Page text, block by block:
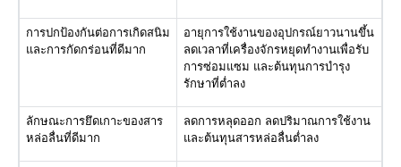
การปกป้องกันต่อการเกิดสนิม
และการกัดกร่อนที่ดีมาก
อายุการใช้งานของอุปกรณ์ยาวนานขึ้น
ลดเวลาที่เครื่องจักรหยุดทำงานเพื่อรับ
การซ่อมแซม และต้นทุนการบำรุง
รักษาที่ต่ำลง
ลักษณะการยึดเกาะของสาร
หล่อลื่นที่ดีมาก
ลดการหลุดออก ลดปริมาณการใช้งาน
และต้นทุนสารหล่อลื่นต่ำลง